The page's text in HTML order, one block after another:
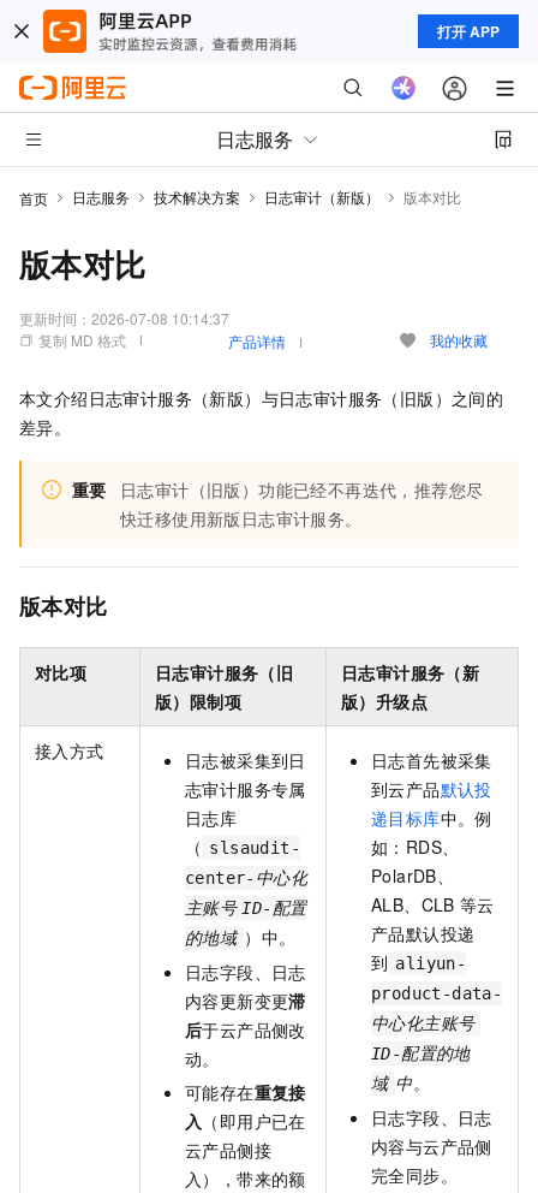
打开 APP
日志服务
首页 日志服务 技术解决方案 日志审计（新版） 版本对比
版本对比
更新时间： 2026-07-08 10:14:37
复制 MD 格式
产品详情 我的收藏
本文介绍日志审计服务（新版）与日志审计服务（旧版）之间的
差异。
重要
日志审计（旧版）功能已经不再迭代，推荐您尽
快迁移使用新版日志审计服务。
版本对比
对比项
日志审计服务（旧
版）限制项
日志审计服务（新
版）升级点
接入方式
日志被采集到日
志审计服务专属
日志库
（ slsaudit-
center- 中心化
主账号 ID- 配置
的地域 ）中。
日志字段、日志
内容更新变更滞
后于云产品侧改
动。
可能存在重复接
入 （即用户已在
云产品侧接
入），带来的额
日志首先被采集
到云产品默认投
递目标库中。例
如：RDS、
PolarDB、
ALB、CLB 等云
产品默认投递
到 aliyun-
product-data-
中心化主账号
ID-配置的地
域 中。
日志字段、日志
内容与云产品侧
完全同步。